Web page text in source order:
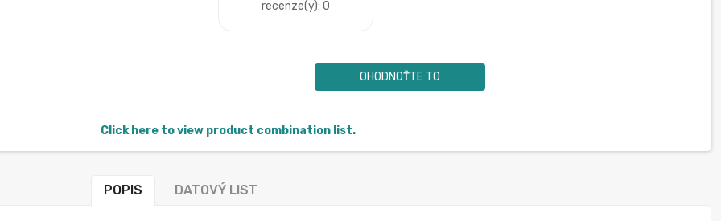
recenze(y): 0
OHODNOŤTE TO
Click here to view product combination list.
POPIS DATOVÝ LIST